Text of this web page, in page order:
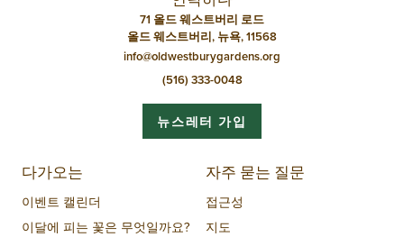
71 올드 웨스트버리 로드
올드 웨스트버리, 뉴욕, 11568
info@oldwestburygardens.org
(516) 333-0048
뉴스레터 가입
다가오는
이벤트 캘린더
이달에 피는 꽃은 무엇일까요?
자주 묻는 질문
접근성
지도